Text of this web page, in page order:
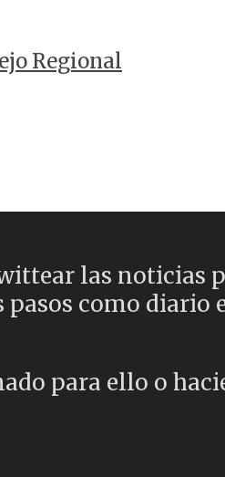
Regional
las noticias
pasos como diario
para ello o